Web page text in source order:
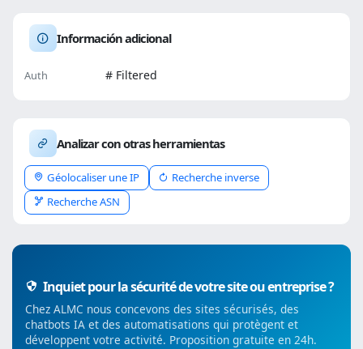
Información adicional
Auth # Filtered
Analizar con otras herramientas
Géolocaliser une IP
Recherche inverse
Recherche ASN
Inquiet pour la sécurité de votre site ou entreprise ?
Chez ALMC nous concevons des sites sécurisés, des
chatbots IA et des automatisations qui protègent et
développent votre activité. Proposition gratuite en 24h.